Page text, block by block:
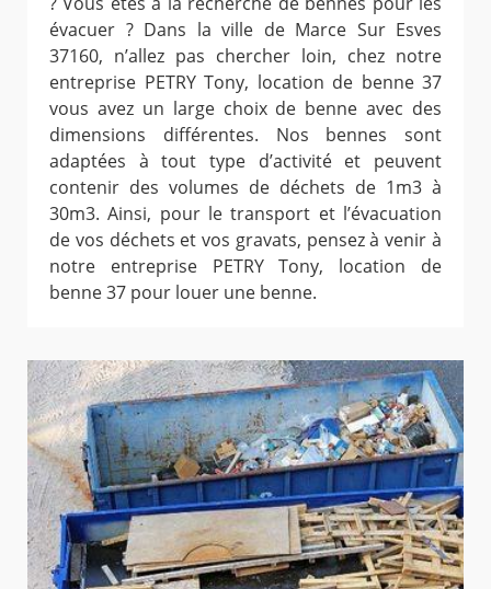
évacuer ? Dans la ville de Marce Sur Esves
37160, n’allez pas chercher loin, chez notre
entreprise PETRY Tony, location de benne 37
vous avez un large choix de benne avec des
dimensions différentes. Nos bennes sont
adaptées à tout type d’activité et peuvent
contenir des volumes de déchets de 1m3 à
30m3. Ainsi, pour le transport et l’évacuation
de vos déchets et vos gravats, pensez à venir à
notre entreprise PETRY Tony, location de
benne 37 pour louer une benne.